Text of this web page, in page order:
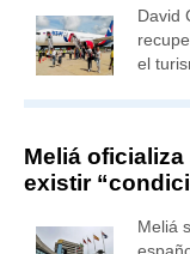
David
el
Meliá
existir
Meliá